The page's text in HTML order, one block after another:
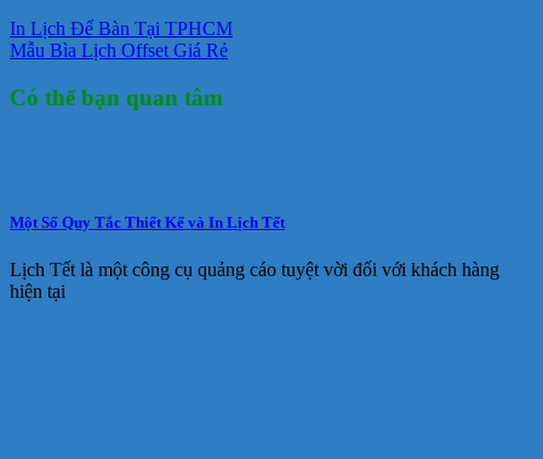
In Lịch Để Bàn Tại TPHCM
Mẫu Bìa Lịch Offset Giá Rẻ
Có thể bạn quan tâm
Một Số Quy Tắc Thiết Kế và In Lịch Tết
Lịch Tết là một công cụ quảng cáo tuyệt vời đối với khách hàng
hiện tại